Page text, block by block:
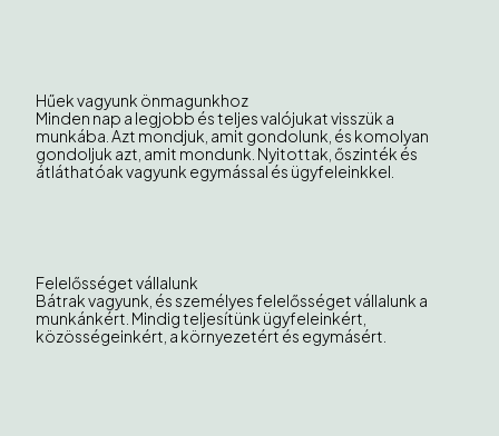
Hűek vagyunk önmagunkhoz
Minden nap a legjobb és teljes valójukat visszük a
munkába. Azt mondjuk, amit gondolunk, és komolyan
gondoljuk azt, amit mondunk. Nyitottak, őszinték és
átláthatóak vagyunk egymással és ügyfeleinkkel.
Felelősséget vállalunk
Bátrak vagyunk, és személyes felelősséget vállalunk a
munkánkért. Mindig teljesítünk ügyfeleinkért,
közösségeinkért, a környezetért és egymásért.